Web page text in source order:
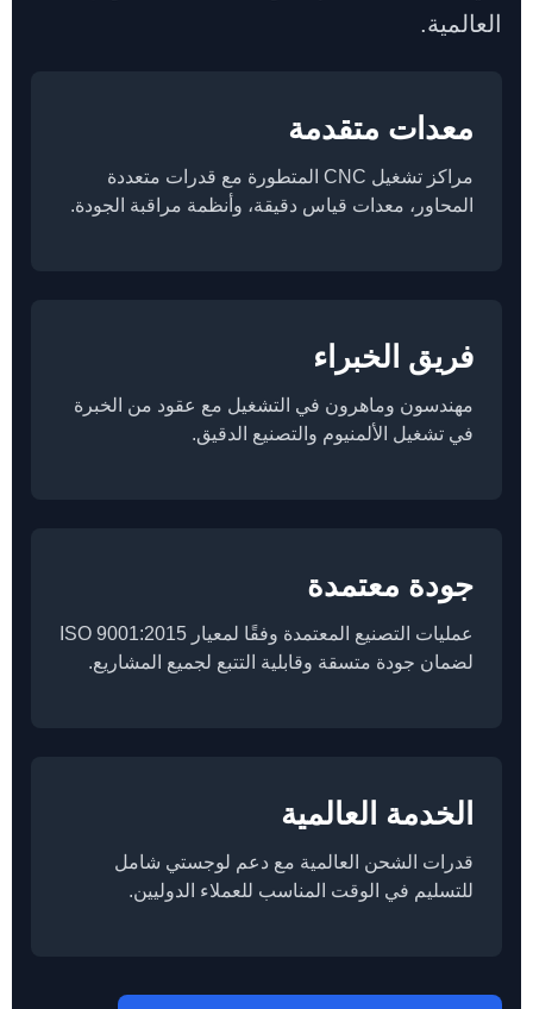
العالمية.
معدات متقدمة
مراكز تشغيل CNC المتطورة مع قدرات متعددة
المحاور، معدات قياس دقيقة، وأنظمة مراقبة الجودة.
فريق الخبراء
مهندسون وماهرون في التشغيل مع عقود من الخبرة
في تشغيل الألمنيوم والتصنيع الدقيق.
جودة معتمدة
عمليات التصنيع المعتمدة وفقًا لمعيار ISO 9001:2015
لضمان جودة متسقة وقابلية التتبع لجميع المشاريع.
الخدمة العالمية
قدرات الشحن العالمية مع دعم لوجستي شامل
للتسليم في الوقت المناسب للعملاء الدوليين.